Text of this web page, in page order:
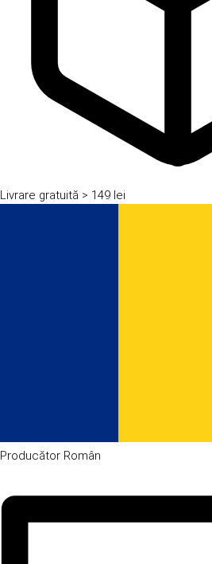
Livrare gratuită > 149 lei
Producător Român